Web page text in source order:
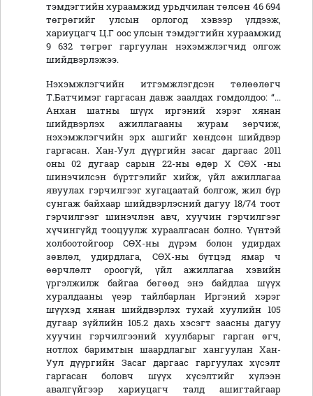
тэмдэгтийн хураамжид урьдчилан төлсөн 46 694
төгрөгийг улсын орлогод хэвээр үлдээж,
хариуцагч Ц.Г оос улсын тэмдэгтийн хураамжид
9 632 төгрөг гаргуулан нэхэмжлэгчид олгож
шийдвэрлэжээ.
Нэхэмжлэгчийн итгэмжлэгдсэн төлөөлөгч
Т.Батчимэг гаргасан давж заалдах гомдолдоо: “...
Анхан шатны шүүх иргэний хэрэг хянан
шийдвэрлэх ажиллагааны журам зөрчиж,
нэхэмжлэгчийн эрх ашгийг хөндсөн шийдвэр
гаргасан. Хан-Уул дүүргийн засаг даргаас 2011
оны 02 дугаар сарын 22-ны өдөр Х СӨХ -ны
шинэчилсэн бүртгэлийг хийж, үйл ажиллагаа
явуулах гэрчилгээг хугацаатай болгож, жил бүр
сунгаж байхаар шийдвэрлэсний дагуу 18/74 тоот
гэрчилгээг шинэчлэн авч, хуучин гэрчилгээг
хүчингүйд тооцуулж хураалгасан болно. Үүнтэй
холбоотойгоор СӨХ-ны дүрэм болон удирдах
зөвлөл, удирдлага, СӨХ-ны бүтцэд ямар ч
өөрчлөлт ороогүй, үйл ажиллагаа хэвийн
үргэлжилж байгаа бөгөөд энэ байдлаа шүүх
хуралдааны үеэр тайлбарлан Иргэний хэрэг
шүүхэд хянан шийдвэрлэх тухай хуулийн 105
дугаар зүйлийн 105.2 дахь хэсэгт заасны дагуу
хуучин гэрчилгээний хуулбарыг гарган өгч,
нотлох баримтын шаардлагыг хангуулан Хан-
Уул дүүргийн Засаг даргаас гаргуулах хүсэлт
гаргасан боловч шүүх хүсэлтийг хүлээн
авалгүйгээр хариуцагч талд ашигтайгаар